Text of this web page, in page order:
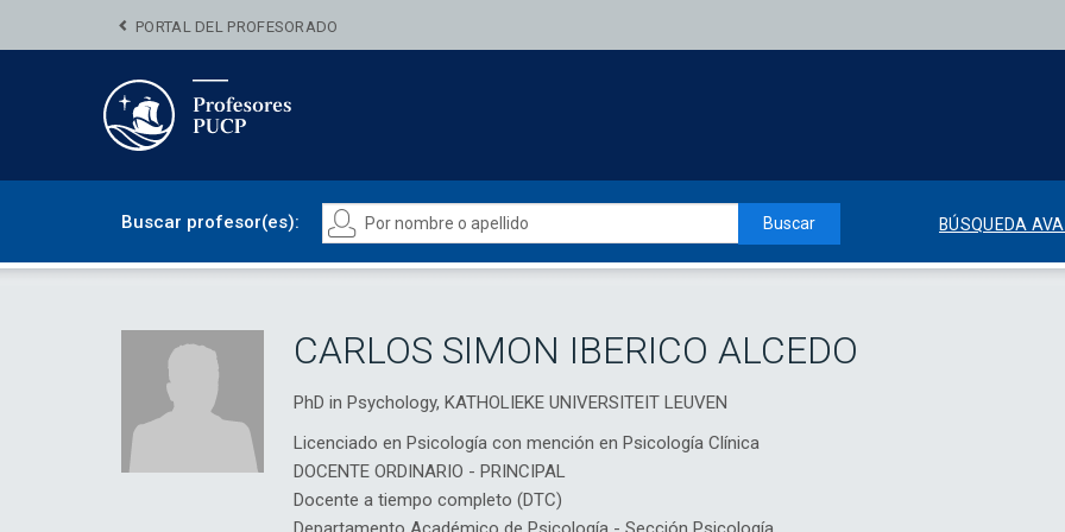
PORTAL DEL PROFESORADO
Buscar profesor(es): Buscar BÚSQUEDA
CARLOS SIMON IBERICO ALCEDO
PhD in Psychology, KATHOLIEKE UNIVERSITEIT LEUVEN
Licenciado en Psicología con mención en Psicología Clínica
DOCENTE ORDINARIO - PRINCIPAL
Docente a tiempo completo (DTC)